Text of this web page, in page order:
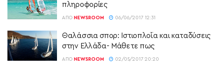
πληροφορίες
ΑΠΌ NEWSROOM 06/06/2017 12:31
Θαλάσσια σπορ: Ιστιοπλοΐα και καταδύσεις
στην Ελλάδα- Μάθετε πως
ΑΠΌ NEWSROOM 02/05/2017 20:20